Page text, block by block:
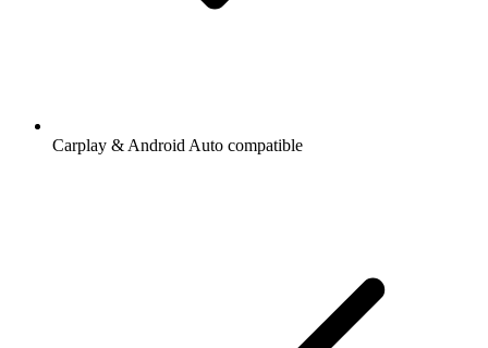
Carplay & Android Auto compatible